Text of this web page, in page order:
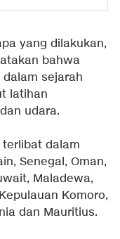
yang dilakukan,
bahwa
sejarah
latihan
udara.
dalam
Senegal, Oman,
Maladewa,
Komoro,
dan Mauritius.